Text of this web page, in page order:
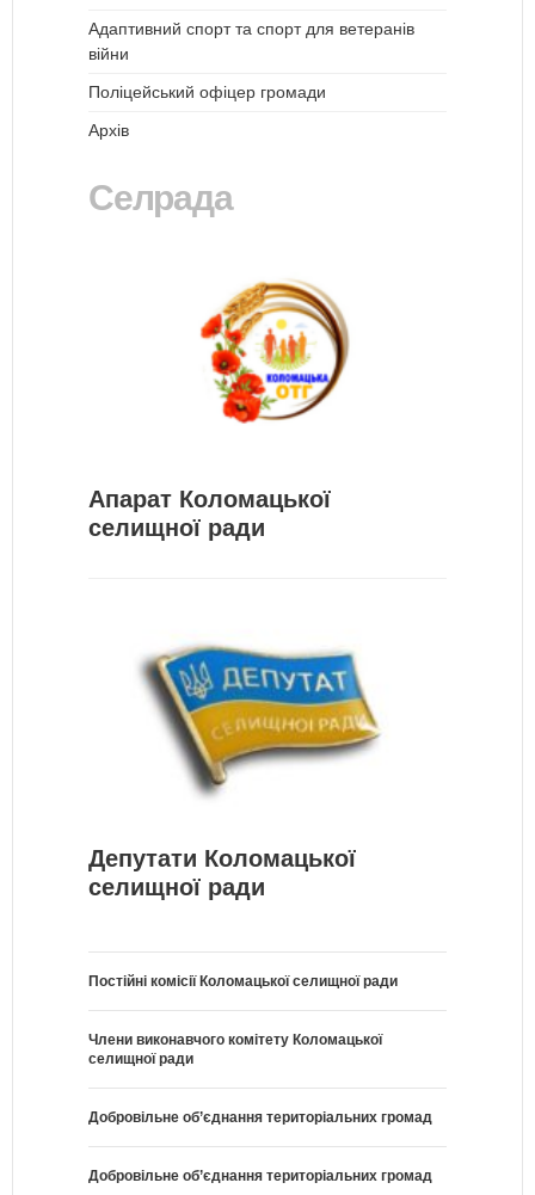
Адаптивний спорт та спорт для ветеранів
війни
Поліцейський офіцер громади
Архів
Селрада
Апарат Коломацької
селищної ради
Депутати Коломацької
селищної ради
Постійні комісії Коломацької селищної ради
Члени виконавчого комітету Коломацької
селищної ради
Добровільне об’єднання територіальних громад
Добровільне об’єднання територіальних громад